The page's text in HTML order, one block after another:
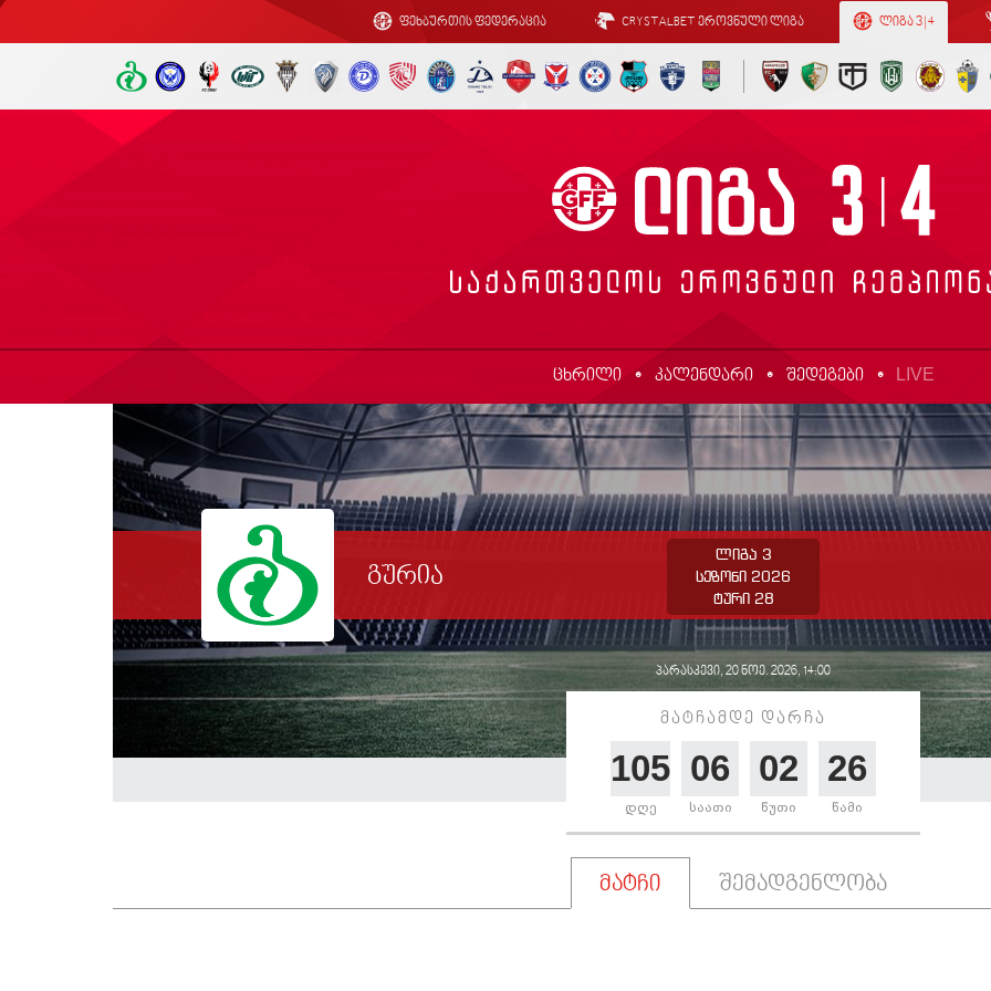
ფეხბურთის ფედერაცია CRYSTALBET ეროვნული ლიგა ლიგა 3 | 4
ცხრილი კალენდარი შედეგები LIVE
გურია
ლიგა 3
სეზონი 2026
ტური 28
პარასკევი, 20 ნოე. 2026, 14:00
მატჩამდე დარჩა
105
დღე
06
საათი
02
წუთი
26
წამი
მატჩი შემადგენლობა